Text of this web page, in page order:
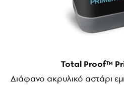
Total Proof™
Διάφανο ακρυλικό αστάρι